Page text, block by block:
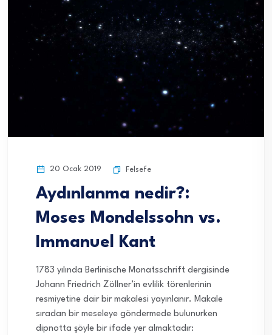
20 Ocak 2019 Felsefe
Aydınlanma nedir?:
Moses Mondelssohn vs.
Immanuel Kant
1783 yılında Berlinische Monatsschrift dergisinde
Johann Friedrich Zöllner’in evlilik törenlerinin
resmiyetine dair bir makalesi yayınlanır. Makale
sıradan bir meseleye göndermede bulunurken
dipnotta şöyle bir ifade yer almaktadır: